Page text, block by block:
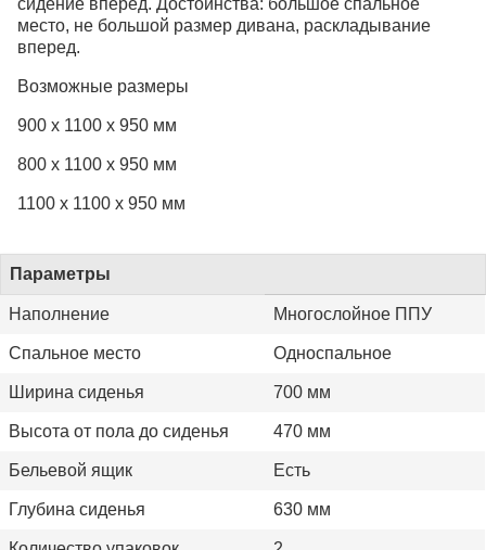
место, не большой размер дивана, раскладывание
вперед.
Возможные размеры
900 x 1100 x 950 мм
800 x 1100 x 950 мм
1100 x 1100 x 950 мм
Параметры
Наполнение Многослойное ППУ
Спальное место Односпальное
Ширина сиденья 700 мм
Высота от пола до сиденья 470 мм
Бельевой ящик Есть
Глубина сиденья 630 мм